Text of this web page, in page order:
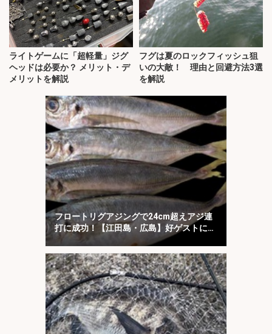
ライトゲームに「超軽量」ジグ
ヘッドは必要か？ メリット・デ
メリットを解説
フグは夏のロックフィッシュ狙
いの大敵！ 理由と回避方法3選
を解説
フロートリグアジングで24cm超えアジ連
打に成功！【江田島・広島】好ゲストに
45cmマダイ